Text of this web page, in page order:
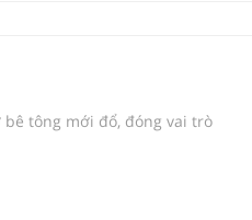
tông mới đổ, đóng vai trò